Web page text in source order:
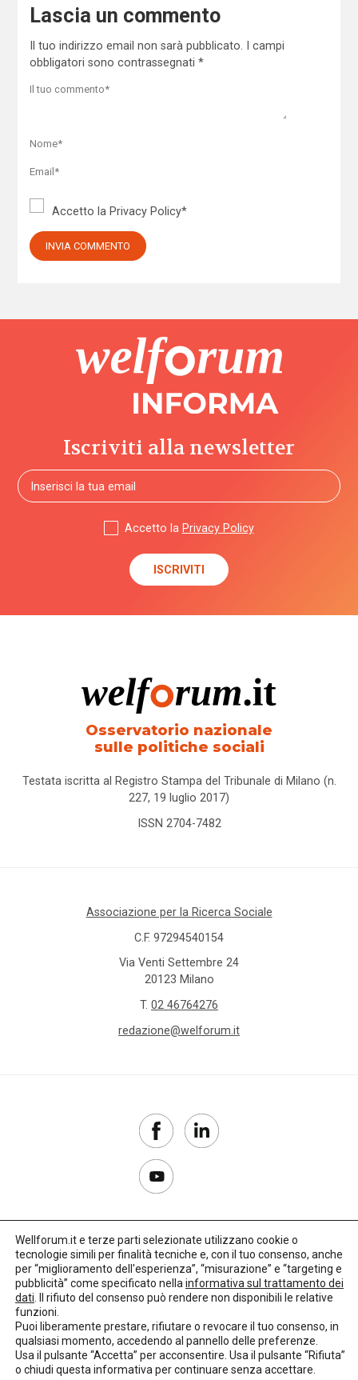
Lascia un commento
Il tuo indirizzo email non sarà pubblicato.
I campi
obbligatori sono contrassegnati *
Accetto la Privacy Policy*
Iscriviti alla newsletter
Accetto la Privacy Policy
Osservatorio nazionale
sulle politiche sociali
Testata iscritta al Registro Stampa del Tribunale di Milano (n.
227, 19 luglio 2017)
ISSN 2704-7482
Associazione per la Ricerca Sociale
C.F. 97294540154
Via Venti Settembre 24
20123 Milano
T. 02 46764276
redazione@welforum.it
Copyright 2017–2026
Privacy Policy
Credits: LO Studio
Wellforum.it e terze parti selezionate utilizzano cookie o
tecnologie simili per finalità tecniche e, con il tuo consenso, anche
per “miglioramento dell'esperienza”, “misurazione” e “targeting e
pubblicità” come specificato nella informativa sul trattamento dei
dati . Il rifiuto del consenso può rendere non disponibili le relative
funzioni.
Puoi liberamente prestare, rifiutare o revocare il tuo consenso, in
qualsiasi momento, accedendo al pannello delle preferenze.
Usa il pulsante “Accetta” per acconsentire. Usa il pulsante “Rifiuta”
o chiudi questa informativa per continuare senza accettare.